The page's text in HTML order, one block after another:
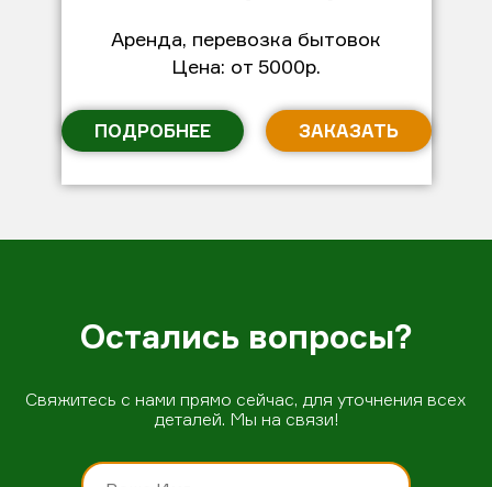
Аренда, перевозка бытовок
Цена: от 5000р.
ПОДРОБНЕЕ ЗАКАЗАТЬ
Остались вопросы?
Свяжитесь с нами прямо сейчас, для уточнения всех
деталей. Мы на связи!